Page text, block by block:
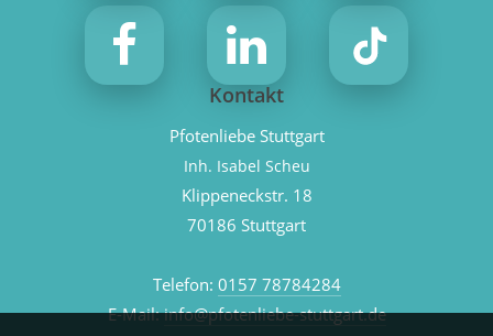
Kontakt
Pfotenliebe Stuttgart
Inh. Isabel Scheu
Klippeneckstr. 18
70186 Stuttgart
Telefon: 0157 78784284
E-Mail:info@pfotenliebe-stuttgart.de